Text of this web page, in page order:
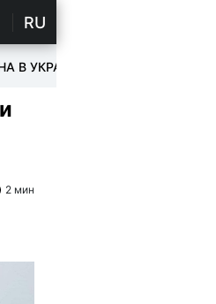
RU
В УКРАИНЕ
2 мин